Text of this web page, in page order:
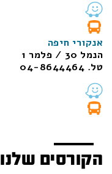
אנקורי חיפה
הנמל 30 / פלמר 1
טל. 04-8644464
הקורסים שלנו